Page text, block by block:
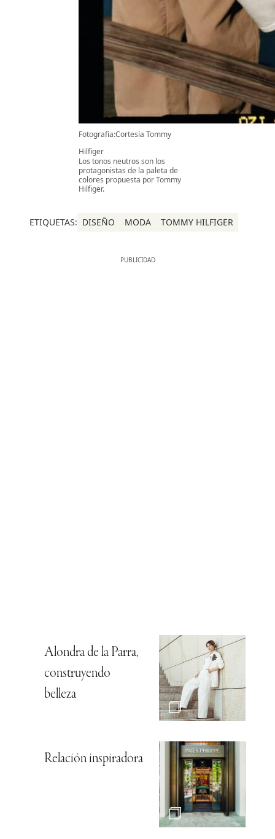
Fotografía:Cortesía Tommy
Hilfiger
Los tonos neutros son los
protagonistas de la paleta de
colores propuesta por Tommy
Hilfiger.
ETIQUETAS: DISEÑO MODA TOMMY HILFIGER
Alondra de la Parra,
construyendo
belleza
Relación inspiradora